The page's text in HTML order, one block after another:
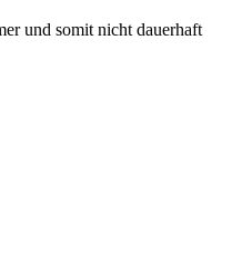
und somit nicht dauerhaft